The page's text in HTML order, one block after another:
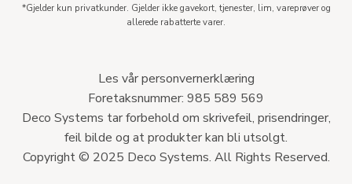
*Gjelder kun privatkunder. Gjelder ikke gavekort, tjenester, lim, vareprøver og
allerede rabatterte varer.
Les vår personvernerklæring
Foretaksnummer: 985 589 569
Deco Systems tar forbehold om skrivefeil, prisendringer,
feil bilde og at produkter kan bli utsolgt.
Copyright © 2025 Deco Systems. All Rights Reserved.